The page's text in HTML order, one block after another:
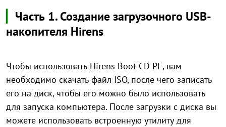
Часть 1. Создание загрузочного USB-
накопителя Hirens
Чтобы использовать Hirens Boot CD PE, вам
необходимо скачать файл ISO, после чего записать
его на диск, чтобы его можно было использовать
для запуска компьютера. После загрузки с диска вы
можете использовать встроенную утилиту для